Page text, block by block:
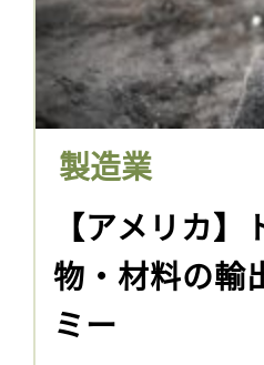
製造業
【アメリカ
物・材料の輸
ミー